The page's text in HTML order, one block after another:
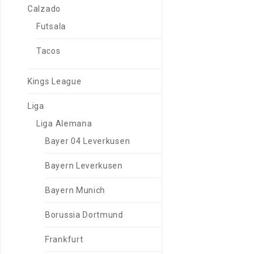
Calzado
Futsala
Tacos
Kings League
Liga
Liga Alemana
Bayer 04 Leverkusen
Bayern Leverkusen
Bayern Munich
Borussia Dortmund
Frankfurt